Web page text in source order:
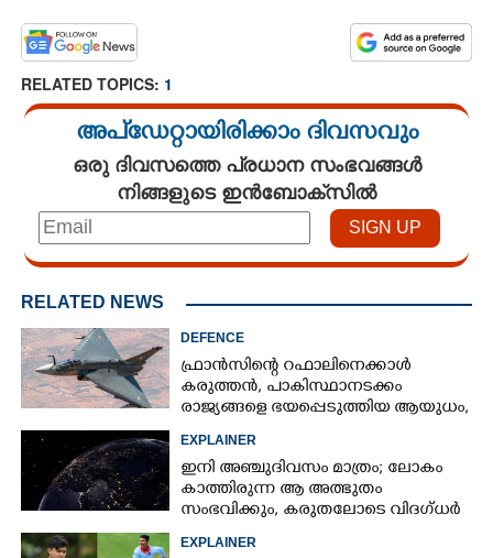
RELATED TOPICS: 1
അപ്ഡേറ്റായിരിക്കാം ദിവസവും
ഒരു ദിവസത്തെ പ്രധാന സംഭവങ്ങൾ
നിങ്ങളുടെ ഇൻബോക്സിൽ
RELATED NEWS
DEFENCE
ഫ്രാൻസിന്റെ റഫാലിനെക്കാൾ
കരുത്തൻ,​ പാകിസ്ഥാനടക്കം
രാജ്യങ്ങളെ ഭയപ്പെടുത്തിയ ആയുധം,​
EXPLAINER
ഇനി അഞ്ചുദിവസം മാത്രം; ലോകം
കാത്തിരുന്ന ആ അത്ഭുതം
സംഭവിക്കും, കരുതലോടെ വിദഗ്ധർ
EXPLAINER